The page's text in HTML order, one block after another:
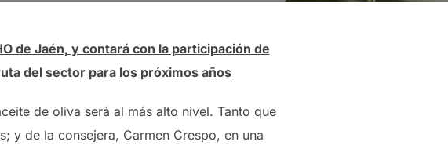
de Jaén, y contará con la participación de
del sector para los próximos años
de oliva será al más alto nivel. Tanto que
y de la consejera, Carmen Crespo, en una